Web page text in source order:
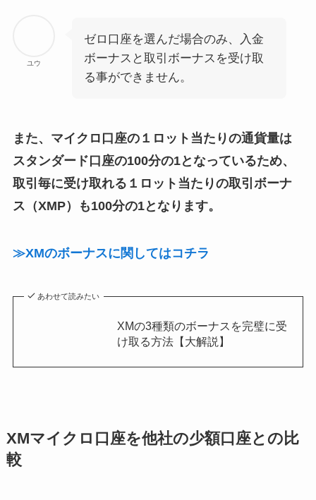
ユウ
ゼロ口座を選んだ場合のみ、入金
ボーナスと取引ボーナスを受け取
る事ができません。
また、マイクロ口座の１ロット当たりの通貨量は
スタンダード口座の100分の1となっているため、
取引毎に受け取れる１ロット当たりの取引ボーナ
ス（XMP）も100分の1となります。
≫XMのボーナスに関してはコチラ
あわせて読みたい
XMの3種類のボーナスを完璧に受
け取る方法【大解説】
XMマイクロ口座を他社の少額口座との比
較